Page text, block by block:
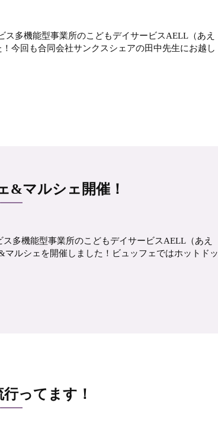
多機能型事業所のこどもデイサービスAELL（あえ
今回も合同会社サンクスシェアの田中先生にお越し
&マルシェ開催！
多機能型事業所のこどもデイサービスAELL（あえ
ルシェを開催しました！ビュッフェではホットドッ
ってます！